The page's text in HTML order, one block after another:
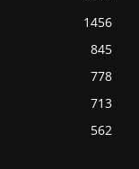
1456
845
778
713
562